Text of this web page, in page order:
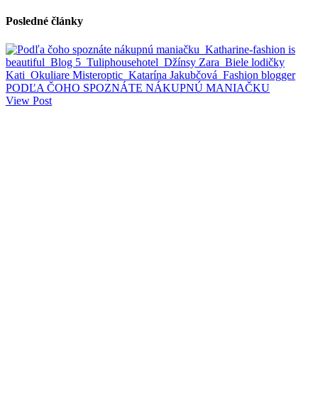
Posledné články
PODĽA ČOHO SPOZNÁTE NÁKUPNÚ MANIAČKU
View Post